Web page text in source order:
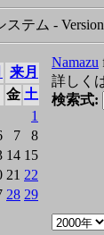
テム -
来月
金 土
1
7
8
14 15
21 22
28 29
Namazu
詳しく
検索式: